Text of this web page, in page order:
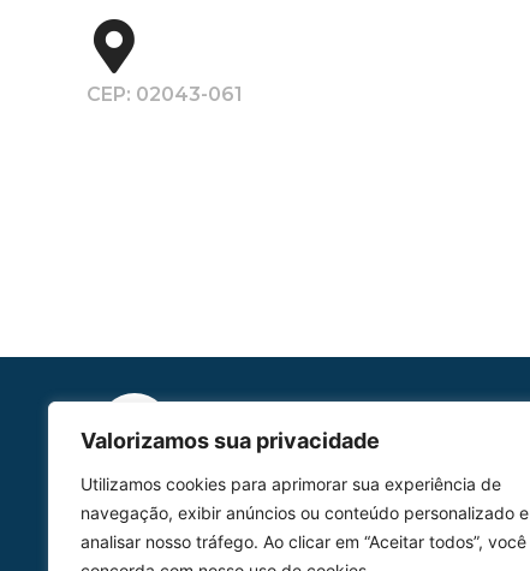
Valorizamos sua privacidade
Utilizamos cookies para aprimorar sua experiência de
navegação, exibir anúncios ou conteúdo personalizado e
analisar nosso tráfego. Ao clicar em “Aceitar todos”, você
CEP: 02043-061
HOMOLGAÇÃO
COM 2109-02/ANAC